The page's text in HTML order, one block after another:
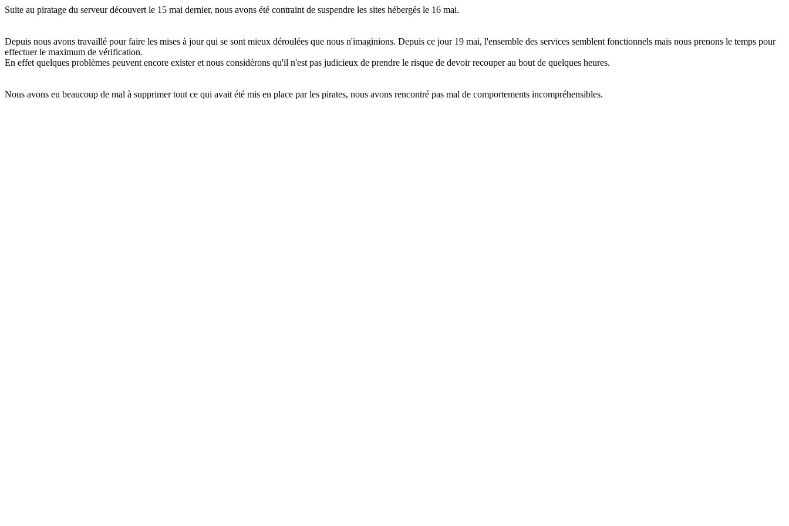
Suite au piratage du serveur découvert le 15 mai dernier, nous avons été contraint de suspendre les sites hébergés le 16 mai.
Depuis nous avons travaillé pour faire les mises à jour qui se sont mieux déroulées que nous n'imaginions. Depuis ce jour 19 mai, l'ensemble des services semblent fonctionnels mais nous prenons le temps pour
effectuer le maximum de vérification.
En effet quelques problèmes peuvent encore exister et nous considérons qu'il n'est pas judicieux de prendre le risque de devoir recouper au bout de quelques heures.
Nous avons eu beaucoup de mal à supprimer tout ce qui avait été mis en place par les pirates, nous avons rencontré pas mal de comportements incompréhensibles.